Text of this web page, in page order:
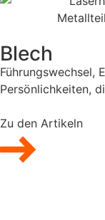
Blech
Führungswechsel,
Persönlichkeiten,
Zu den Artikeln